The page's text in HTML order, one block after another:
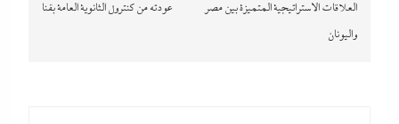
العلاقات الاستراتيجية المتميزة بين مصر
واليونان
عودته من كنترول الثانوية العامة بقنا